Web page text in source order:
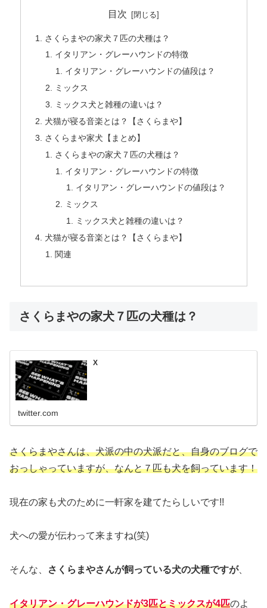
目次
さくらまやの家犬７匹の犬種は？
イタリアン・グレーハウンドの特徴
イタリアン・グレーハウンドの値段は？
ミックス
ミックス犬と雑種の違いは？
犬猫が寝る音楽とは？【さくらまや】
さくらまや家犬【まとめ】
さくらまやの家犬７匹の犬種は？
イタリアン・グレーハウンドの特徴
イタリアン・グレーハウンドの値段は？
ミックス
ミックス犬と雑種の違いは？
犬猫が寝る音楽とは？【さくらまや】
関連
さくらまやの家犬７匹の犬種は？
X
twitter.com
さくらまやさんは、犬派の中の犬派だと、自身のブログで
おっしゃっていますが、なんと７匹も犬を飼っています！
現在の家も犬のために一軒家を建てたらしいです!!
犬への愛が伝わって来ますね(笑)
そんな、 さくらまやさんが飼っている犬の犬種ですが、
イタリアン・グレーハウンドが3匹とミックスが4匹のよ